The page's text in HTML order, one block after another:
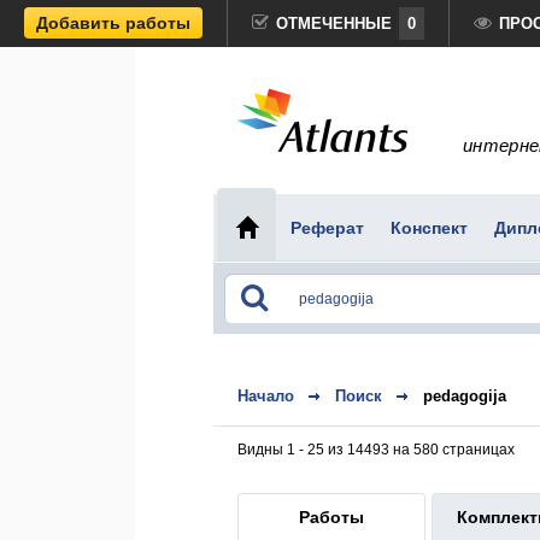
Добавить работы ОТМЕЧЕННЫЕ 0
Реферат Конспект
Начало Поиск pedagogija
Видны 1 - 25 из 14493 на 580 страницах
Работы